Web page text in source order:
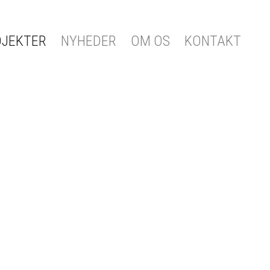
NYHEDER OM OS KONTAKT